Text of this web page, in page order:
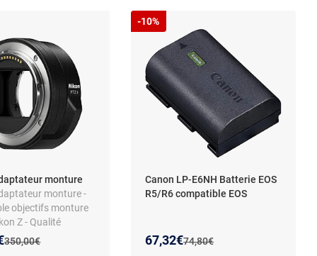
monture
monture -
objectifs monture
Z - Qualité
ergonomie
Ancien prix :
350,00€
prix :
de :
Canon LP-E6NH Batterie EOS
R5/R6 compatible EOS
Ancien prix :
74,80€
Nouveau prix :
67,32€
Réduction de :
-10%